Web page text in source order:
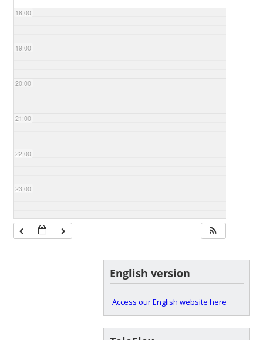
18:00
19:00
20:00
21:00
22:00
23:00
English version
Access our English website here